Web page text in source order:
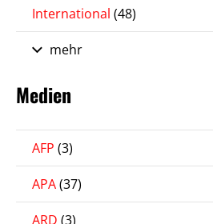
International (48)
mehr
Medien
AFP (3)
APA(37)
ARD (3)